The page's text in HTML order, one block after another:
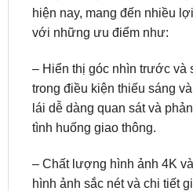
– Hiển thị góc nhìn trước và
lái dễ dàng quan sát và
tình huống giao thông.
– Chất lượng hình ảnh 4K
khung cảnh phía sau xe,
đỗ xe.